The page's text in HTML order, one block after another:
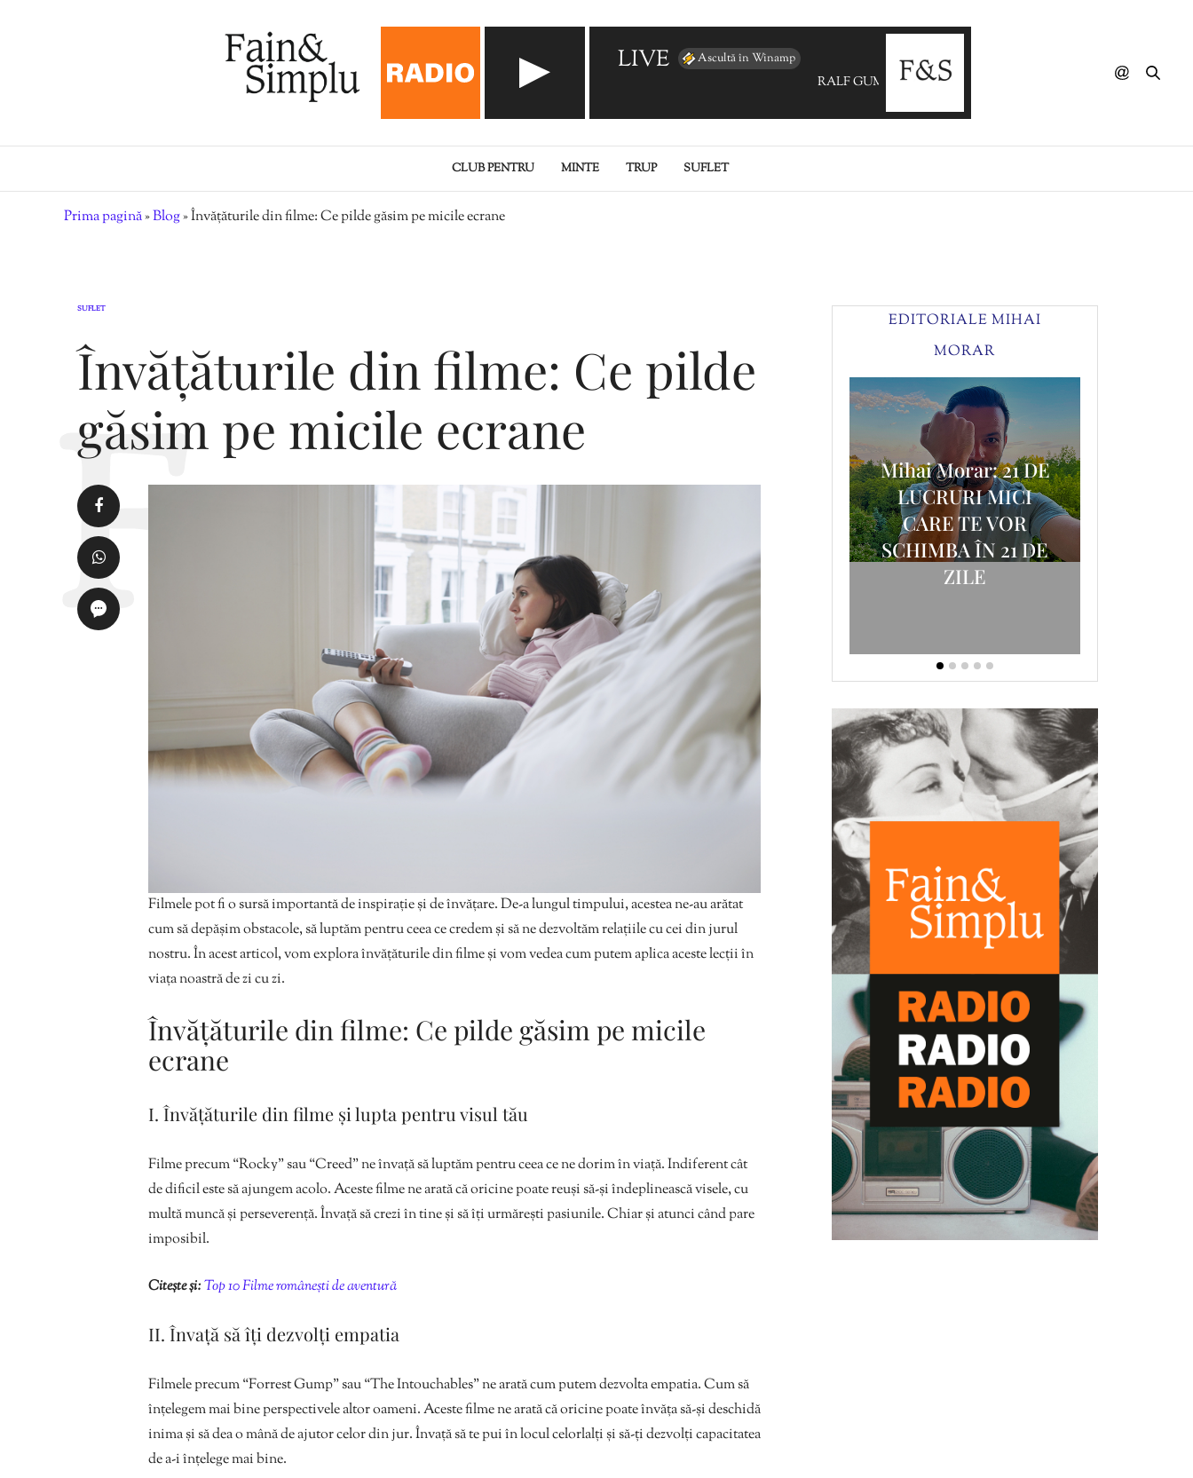
LIVE Ascultă în Winamp
RALF GUM - You're Special
CLUB PENTRU MINTE TRUP SUFLET
Prima pagină»Blog»Învățăturile din filme: Ce pilde găsim pe micile ecrane
SUFLET
Învățăturile din filme: Ce pilde
găsim pe micile ecrane
Filmele pot fi o sursă importantă de inspirație și de învățare. De-a lungul timpului, acestea ne-au arătat
cum să depășim obstacole, să luptăm pentru ceea ce credem și să ne dezvoltăm relațiile cu cei din jurul
nostru. În acest articol, vom explora învățăturile din filme și vom vedea cum putem aplica aceste lecții în
viața noastră de zi cu zi.
Învățăturile din filme: Ce pilde găsim pe micile
ecrane
I. Învățăturile din filme și lupta pentru visul tău
Filme precum “Rocky” sau “Creed” ne învață să luptăm pentru ceea ce ne dorim în viață. Indiferent cât
de dificil este să ajungem acolo. Aceste filme ne arată că oricine poate reuși să-și îndeplinească visele, cu
multă muncă și perseverență. Învață să crezi în tine și să îți urmărești pasiunile. Chiar și atunci când pare
imposibil.
Citește și:Top 10 Filme românești de aventură
II. Învață să îți dezvolți empatia
Filmele precum “Forrest Gump” sau “The Intouchables” ne arată cum putem dezvolta empatia. Cum să
înțelegem mai bine perspectivele altor oameni. Aceste filme ne arată că oricine poate învăța să-și deschidă
inima și să dea o mână de ajutor celor din jur. Învață să te pui în locul celorlalți și să-ți dezvolți capacitatea
de a-i înțelege mai bine.
EDITORIALE MIHAI
MORAR
Editorial Mihai
FRUMOS
Mihai Morar: 21 DE
LUCRURI MICI
CARE TE VOR
SCHIMBA ÎN 21 DE
ZILE